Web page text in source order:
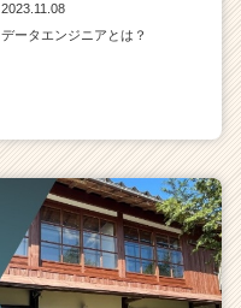
2023.11.08
データエンジニアとは？